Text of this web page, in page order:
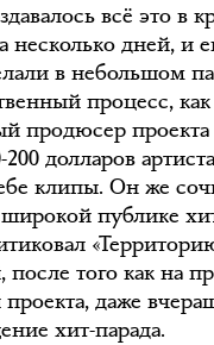
всё это в
несколько дней,
в небольшом
процесс,
продюсер
долларов
клипы. Он же
публике
после того как на
проекта, даже
хит-парада.